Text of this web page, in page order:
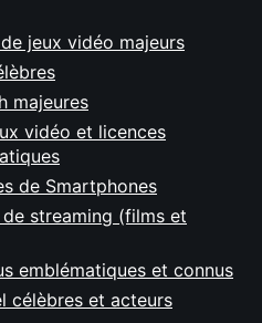
jeux vidéo majeurs
majeures
vidéo et licences
de Smartphones
streaming (films et
emblématiques et connus
célèbres et acteurs